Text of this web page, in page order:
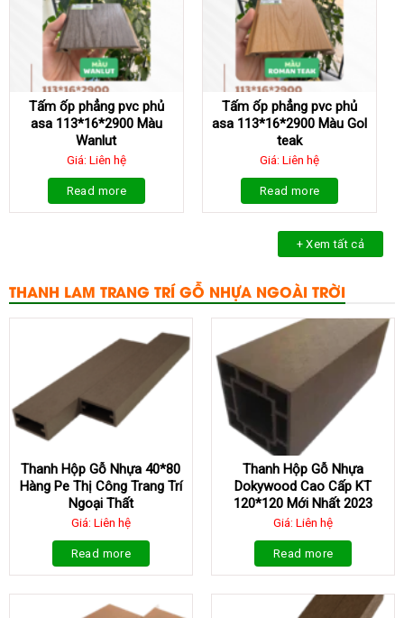
Tấm ốp phẳng pvc phủ
asa 113*16*2900 Màu
Wanlut
Giá: Liên hệ
Read more
Tấm ốp phẳng pvc phủ
asa 113*16*2900 Màu Gol
teak
Giá: Liên hệ
Read more
+ Xem tất cả
THANH LAM TRANG TRÍ GỖ NHỰA NGOÀI TRỜI
Thanh Hộp Gỗ Nhựa 40*80
Hàng Pe Thị Công Trang Trí
Ngoại Thất
Giá: Liên hệ
Read more
Thanh Hộp Gỗ Nhựa
Dokywood Cao Cấp KT
120*120 Mới Nhất 2023
Giá: Liên hệ
Read more